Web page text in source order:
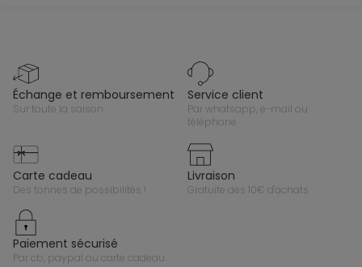
échange et remboursement
sur toute la saison
service client
par whatsapp, e-mail ou
téléphone
carte cadeau
des tonnes de possibilités !
livraison
gratuite dès 10€ d'achats
paiement sécurisé
par cb, paypal ou carte cadeau